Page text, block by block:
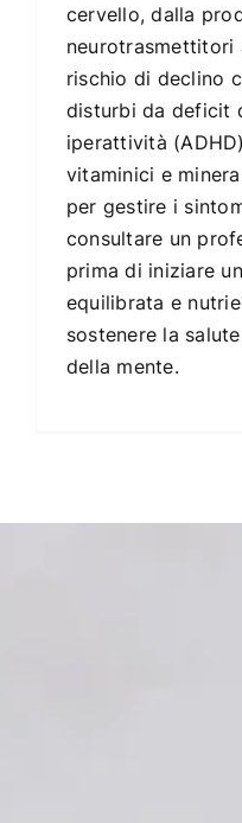
cervello, dalla
neurotrasmettitori
rischio di declino
disturbi da deficit
iperattività
vitaminici e
per gestire i
consultare un
prima di iniziare
equilibrata e
sostenere la
della mente.